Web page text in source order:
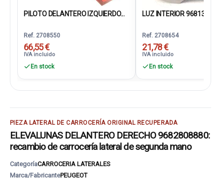
PILOTO DELANTERO IZQUIERDO...
Ref. 2708550
66,55 €
IVA incluido
En stock
LUZ INTERIOR
Ref. 2708654
21,78 €
IVA incluido
En stock
PIEZA LATERAL DE CARROCERÍA ORIGINAL RECUPERADA
ELEVALUNAS DELANTERO DERECHO 9682808880:
recambio de carrocería lateral de segunda mano
CategoríaCARROCERIA LATERALES
Marca/FabricantePEUGEOT